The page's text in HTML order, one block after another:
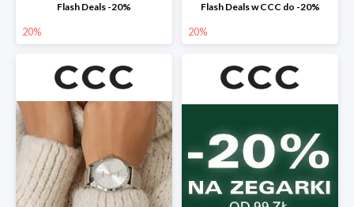
Flash Deals -20%
20%
Flash Deals w CCC do -20%
20%